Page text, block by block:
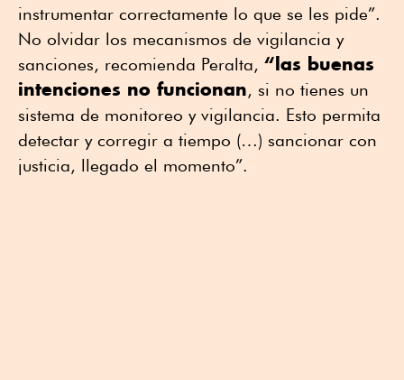
instrumentar correctamente lo que se les pide”.
No olvidar los mecanismos de vigilancia y
sanciones, recomienda Peralta, “las buenas
intenciones no funcionan, si no tienes un
sistema de monitoreo y vigilancia. Esto permita
detectar y corregir a tiempo (…) sancionar con
justicia, llegado el momento”.